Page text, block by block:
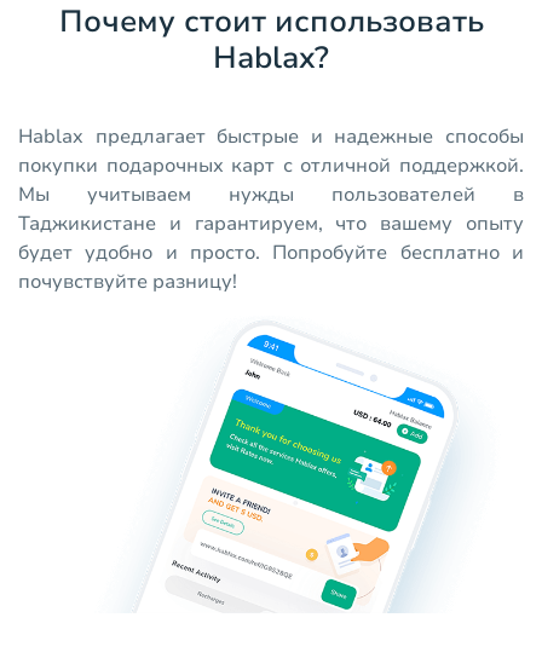
Почему стоит использовать
Hablax?
Hablax предлагает быстрые и надежные способы
покупки подарочных карт с отличной поддержкой.
Мы учитываем нужды пользователей в
Таджикистане и гарантируем, что вашему опыту
будет удобно и просто. Попробуйте бесплатно и
почувствуйте разницу!